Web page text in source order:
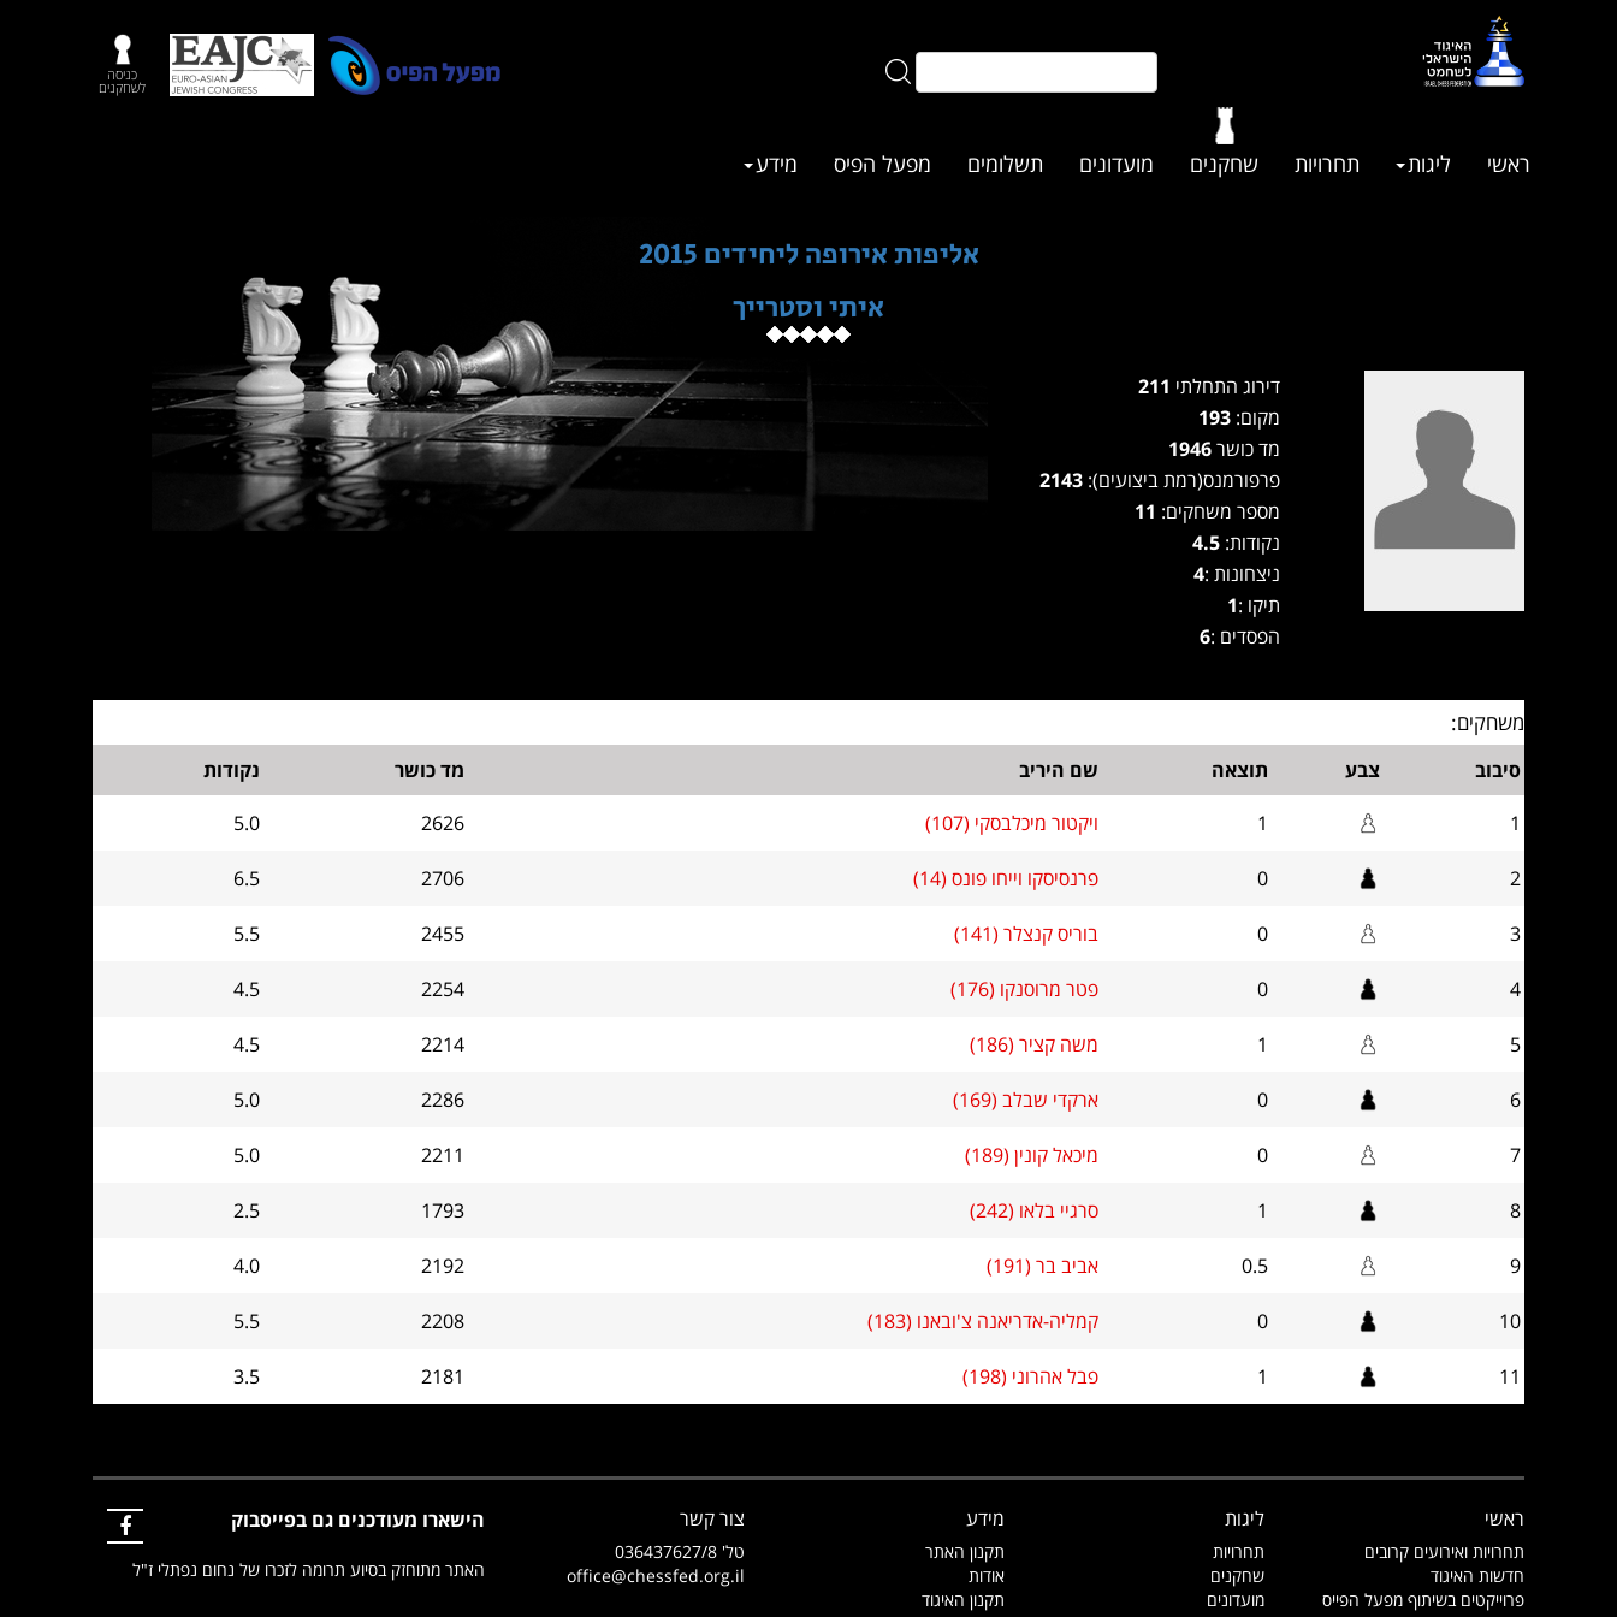
כניסה
לשחקנים
ראשי ליגות תחרויות שחקנים מועדונים תשלומים מפעל הפיס מידע
אליפות אירופה ליחידים 2015
איתי וסטרייך
דירוג התחלתי
מקום: 193
מד כושר1946
פרפורמנס(רמת ביצועים): 2143
מספר משחקים:
נקודות:4.5
ניצחונות :4
תיקו :1
הפסדים :6
משחקים:
סיבוב צבע תוצאה שם היריב מד כושר
נקודות
1
1 ויקטור מיכלבסקי (107) 2626
5.0
2
0 פרנסיסקו וייחו פונס (14) 2706
6.5
3
0 בוריס קנצלר (141) 2455
5.5
4
0 פטר מרוסנקו (176) 2254
4.5
5
1 משה קציר (186) 2214
4.5
6
0 ארקדי שבלב (169) 2286
5.0
7
0 מיכאל קונין (189) 2211
5.0
8
1 סרגיי בלאו (242) 1793
2.5
9
0.5 אביב בר (191) 2192
4.0
10
0 קמליה-אדריאנה צ'ובאנו (183) 2208
5.5
11
1 פבל אהרוני (198) 2181
3.5
ראשי
תחרויות ואירועים קרובים
חדשות האיגוד
פרוייקטים בשיתוף מפעל הפייס
ליגות
תחרויות
שחקנים
מועדונים
מידע
תקנון האתר
אודות
תקנון האיגוד
צור קשר
טל' 036437627/8
office@chessfed.org.il
הישארו מעודכנים גם בפייסבוק
האתר מתוחזק בסיוע תרומה לזכרו של נחום נפתלי ז"ל